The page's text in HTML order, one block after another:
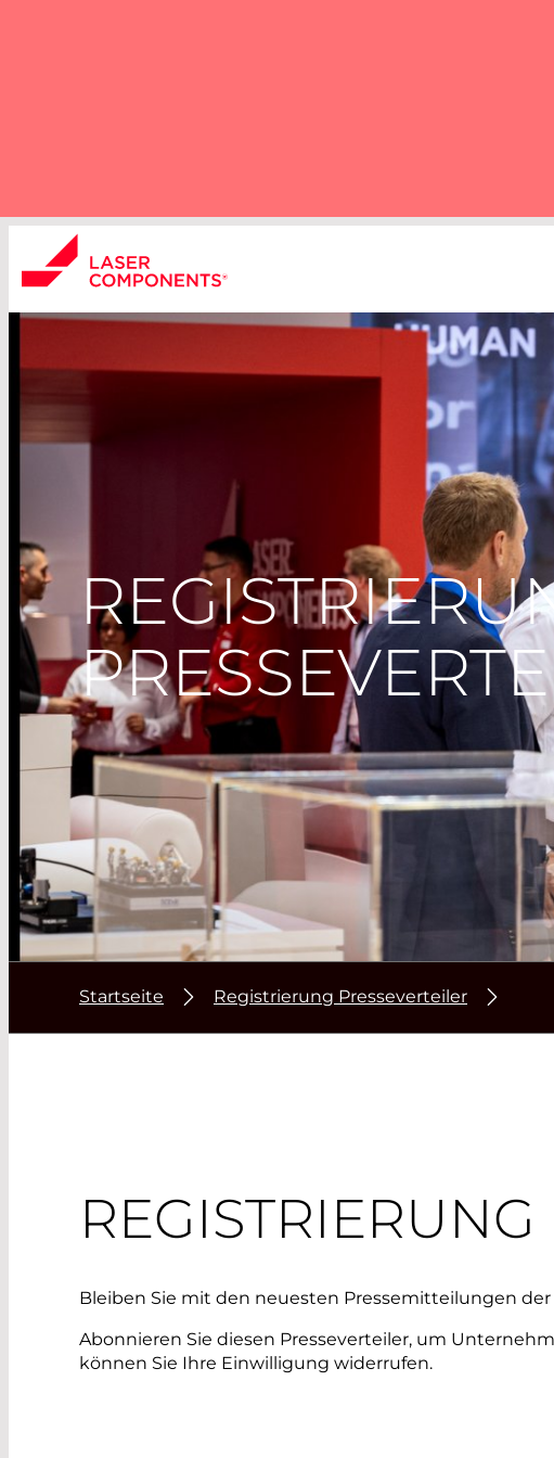
Startseite Registrierung Presseverteiler
Bleiben Sie mit den neuesten Pressemitteilungen der
Abonnieren Sie diesen Presseverteiler, um
können Sie Ihre Einwilligung widerrufen.